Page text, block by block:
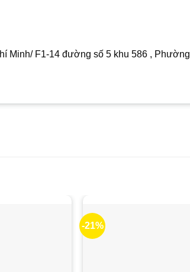
Minh/ F1-14 đường số 5 khu 586 , Phường
-21%